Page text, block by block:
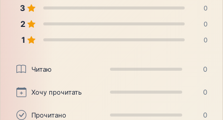
3 0
2 0
1 0
Читаю 0
Хочу прочитать 0
Прочитано 0